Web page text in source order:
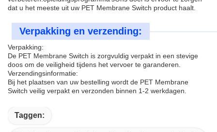
dat u het meeste uit uw PET Membrane Switch product haalt.
Verpakking en verzending:
Verpakking:
De PET Membrane Switch is zorgvuldig verpakt in een stevige
doos om de veiligheid tijdens het vervoer te garanderen.
Verzendingsinformatie:
Bij het plaatsen van uw bestelling wordt de PET Membrane
Switch veilig verpakt en verzonden binnen 1-2 werkdagen.
Taggen: